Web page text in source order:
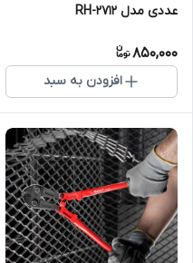
عددی مدل RH-2712
850,000
افزودن به سبد